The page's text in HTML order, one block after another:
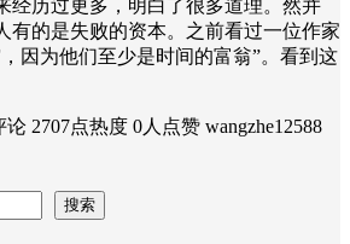
经历过更多，明白了很多道理。然并
有的是失败的资本。之前看过一位作家
因为他们至少是时间的富翁”。看到这
论 2707点热度 0人点赞 wangzhe12588
搜索